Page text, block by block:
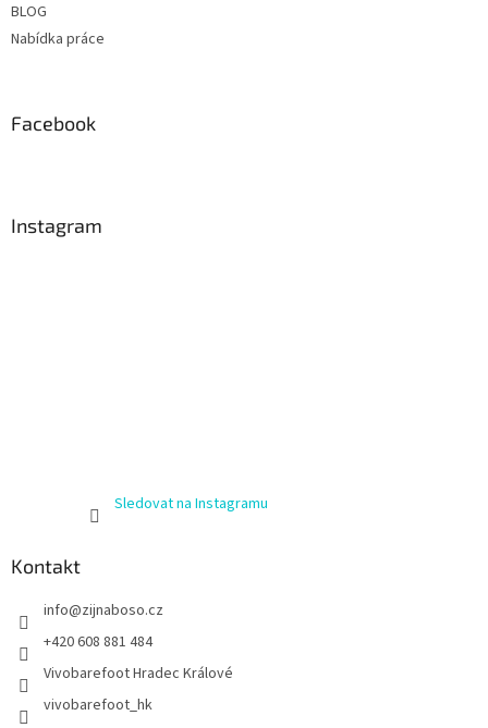
BLOG
Nabídka práce
Facebook
Instagram
Sledovat na Instagramu
Kontakt
info@zijnaboso.cz
+420 608 881 484
Vivobarefoot Hradec Králové
vivobarefoot_hk